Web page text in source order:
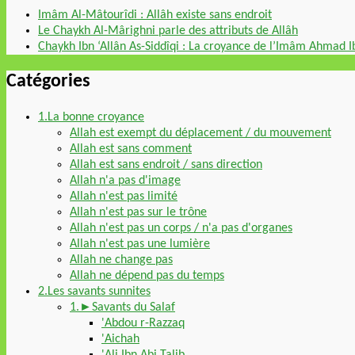
Imâm Al-Mâtourîdi : Allâh existe sans endroit
Le Chaykh Al-Mârighni parle des attributs de Allâh
Chaykh Ibn ‘Allân As-Siddîqi : La croyance de l’Imâm Ahmad
Catégories
1.La bonne croyance
Allah est exempt du déplacement / du mouvement
Allah est sans comment
Allah est sans endroit / sans direction
Allah n'a pas d'image
Allah n'est pas limité
Allah n'est pas sur le trône
Allah n'est pas un corps / n'a pas d'organes
Allah n'est pas une lumière
Allah ne change pas
Allah ne dépend pas du temps
2.Les savants sunnites
1.►Savants du Salaf
'Abdou r-Razzaq
'Aichah